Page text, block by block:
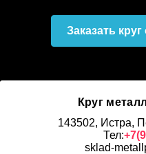
Заказать
Круг
143502, Истра,
Тел:
sklad-